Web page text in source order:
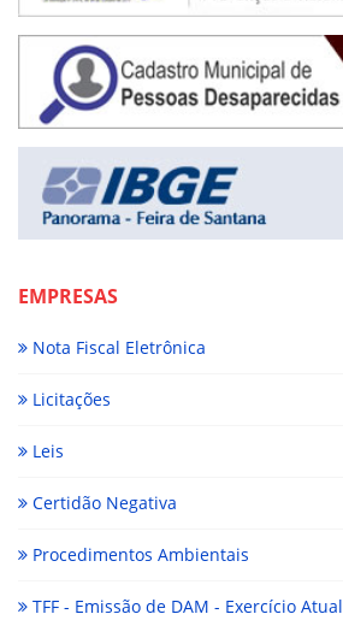
EMPRESAS
Nota Fiscal Eletrônica
Licitações
Leis
Certidão Negativa
Procedimentos Ambientais
TFF - Emissão de DAM - Exercício Atual